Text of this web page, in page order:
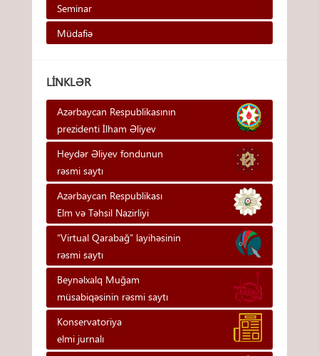
Seminar
Müdafiə
LINKLƏR
Azərbaycan Respublikasının
prezidenti İlham Əliyev
Heydər Əliyev fondunun
rəsmi saytı
Azərbaycan Respublikası
Elm və Təhsil Nazirliyi
“Virtual Qarabağ” layihəsinin
rəsmi saytı
Beynəlxalq Muğam
müsabiqəsinin rəsmi saytı
Konservatoriya
elmi jurnalı